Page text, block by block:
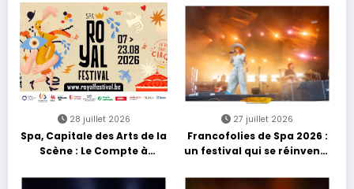
découvertes et énergie
reggae
28 juillet 2026
Spa, Capitale des Arts de la
Scène : Le Compte à
27 juillet 2026
Francofolies de Spa 2026 :
un festival qui se réinvente
grands moments de scène